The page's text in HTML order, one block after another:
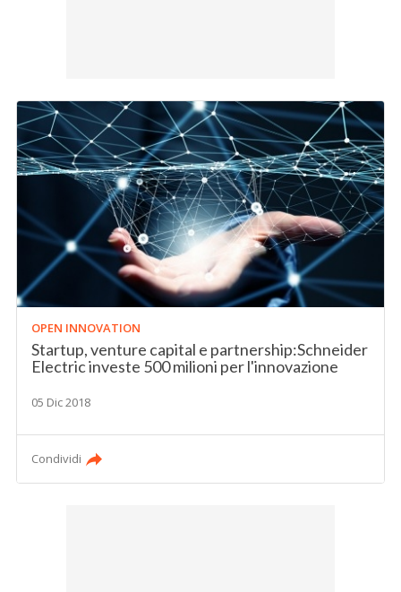
OPEN INNOVATION
Startup, venture capital e partnership:Schneider
Electric investe 500 milioni per l'innovazione
05 Dic 2018
Condividi